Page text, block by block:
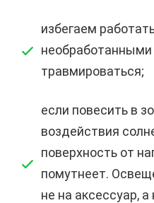
избегаем
травмироваться;
если повесить в
воздействия
поверхность от
помутнеет.
не на аксессуар,